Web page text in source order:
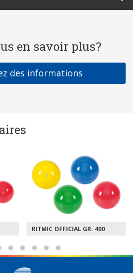
en savoir plus?
des informations
RITMIC OFFICIAL GR. 400